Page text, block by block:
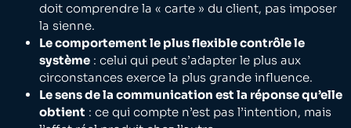
doit comprendre la « carte » du client, pas imposer
la sienne.
Le comportement le plus flexible contrôle le
système : celui qui peut s’adapter le plus aux
circonstances exerce la plus grande influence.
Le sens de la communication est la réponse qu’elle
obtient : ce qui compte n’est pas l’intention, mais